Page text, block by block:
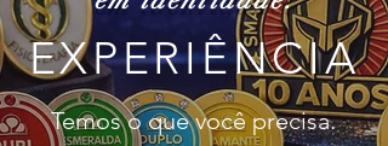
EXPERIÊNCIA
Temos o que você precisa.